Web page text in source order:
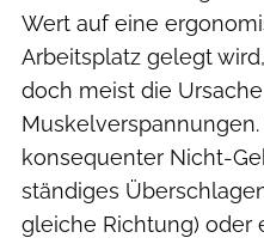
Wert auf eine
Arbeitsplatz gelegt
doch meist die
konsequenter Nicht-
ständiges
gleiche Richtung) oder